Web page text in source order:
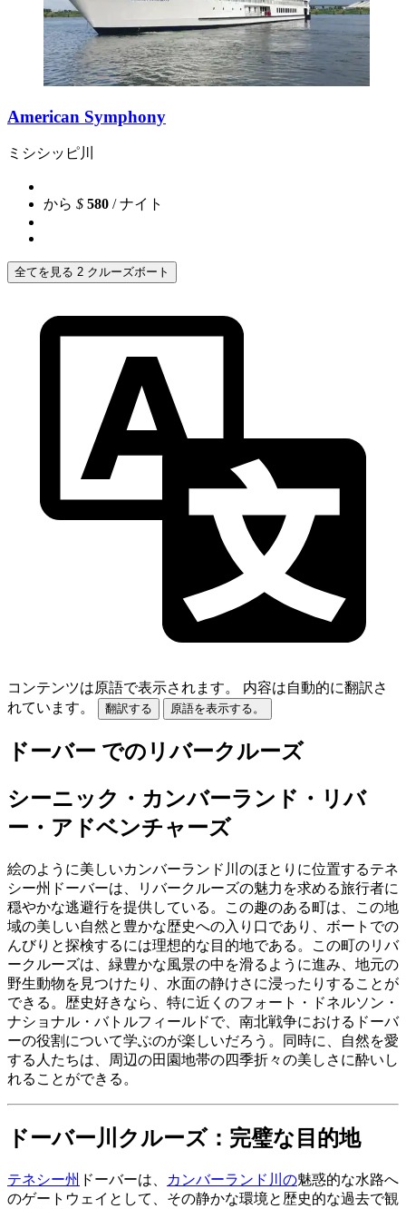
American Symphony
ミシシッピ川
から $ 580 / ナイト
全てを見る 2 クルーズボート
コンテンツは原語で表示されます。
内容は自動的に翻訳さ
れています。
翻訳する 原語を表示する。
ドーバー でのリバークルーズ
シーニック・カンバーランド・リバ
ー・アドベンチャーズ
絵のように美しいカンバーランド川のほとりに位置するテネ
シー州ドーバーは、リバークルーズの魅力を求める旅行者に
穏やかな逃避行を提供している。この趣のある町は、この地
域の美しい自然と豊かな歴史への入り口であり、ボートでの
んびりと探検するには理想的な目的地である。この町のリバ
ークルーズは、緑豊かな風景の中を滑るように進み、地元の
野生動物を見つけたり、水面の静けさに浸ったりすることが
できる。歴史好きなら、特に近くのフォート・ドネルソン・
ナショナル・バトルフィールドで、南北戦争におけるドーバ
ーの役割について学ぶのが楽しいだろう。同時に、自然を愛
する人たちは、周辺の田園地帯の四季折々の美しさに酔いし
れることができる。
ドーバー川クルーズ：完璧な目的地
テネシー州 ドーバーは、 カンバーランド川の魅惑的な水路へ
のゲートウェイとして、その静かな環境と歴史的な過去で観